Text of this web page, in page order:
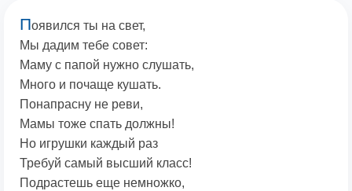
Появился ты на свет,
Мы дадим тебе совет:
Маму с папой нужно слушать,
Много и почаще кушать.
Понапрасну не реви,
Мамы тоже спать должны!
Но игрушки каждый раз
Требуй самый высший класс!
Подрастешь еще немножко,